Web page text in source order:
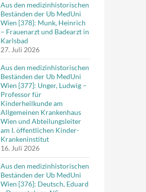
Aus den medizinhistorischen
Beständen der Ub MedUni
Wien [378]: Munk, Heinrich
– Frauenarzt und Badearzt in
Karlsbad
27. Juli 2026
Aus den medizinhistorischen
Beständen der Ub MedUni
Wien [377]: Unger, Ludwig –
Professor für
Kinderheilkunde am
Allgemeinen Krankenhaus
Wien und Abteilungsleiter
am I. öffentlichen Kinder-
Krankeninstitut
16. Juli 2026
Aus den medizinhistorischen
Beständen der Ub MedUni
Wien [376]: Deutsch, Eduard